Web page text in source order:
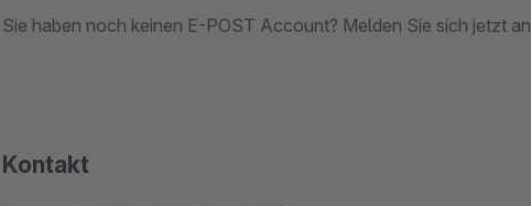
Sie haben noch keinen E-POST Account? Melden Sie sich jetzt an
Kontakt